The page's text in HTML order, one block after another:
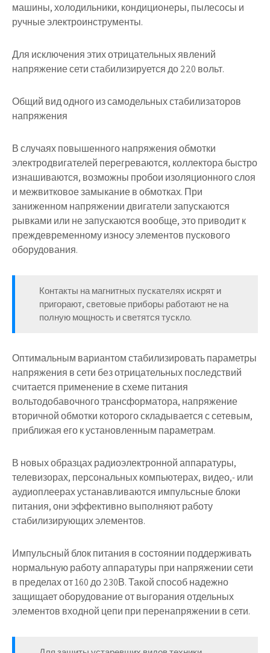
машины, холодильники, кондиционеры, пылесосы и
ручные электроинструменты.
Для исключения этих отрицательных явлений
напряжение сети стабилизируется до 220 вольт.
Общий вид одного из самодельных стабилизаторов
напряжения
В случаях повышенного напряжения обмотки
электродвигателей перегреваются, коллектора быстро
изнашиваются, возможны пробои изоляционного слоя
и межвитковое замыкание в обмотках. При
заниженном напряжении двигатели запускаются
рывками или не запускаются вообще, это приводит к
преждевременному износу элементов пускового
оборудования.
Контакты на магнитных пускателях искрят и
пригорают, световые приборы работают не на
полную мощность и светятся тускло.
Оптимальным вариантом стабилизировать параметры
напряжения в сети без отрицательных последствий
считается применение в схеме питания
вольтодобавочного трансформатора, напряжение
вторичной обмотки которого складывается с сетевым,
приближая его к установленным параметрам.
В новых образцах радиоэлектронной аппаратуры,
телевизорах, персональных компьютерах, видео,- или
аудиоплеерах устанавливаются импульсные блоки
питания, они эффективно выполняют работу
стабилизирующих элементов.
Импульсный блок питания в состоянии поддерживать
нормальную работу аппаратуры при напряжении сети
в пределах от 160 до 230В. Такой способ надежно
защищает оборудование от выгорания отдельных
элементов входной цепи при перенапряжении в сети.